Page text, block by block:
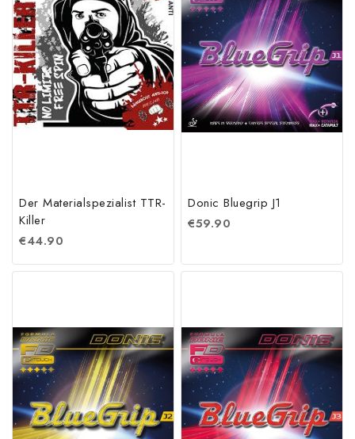
Der Materialspezialist TTR-
Killer
€44.90
Donic Bluegrip J1
€59.90